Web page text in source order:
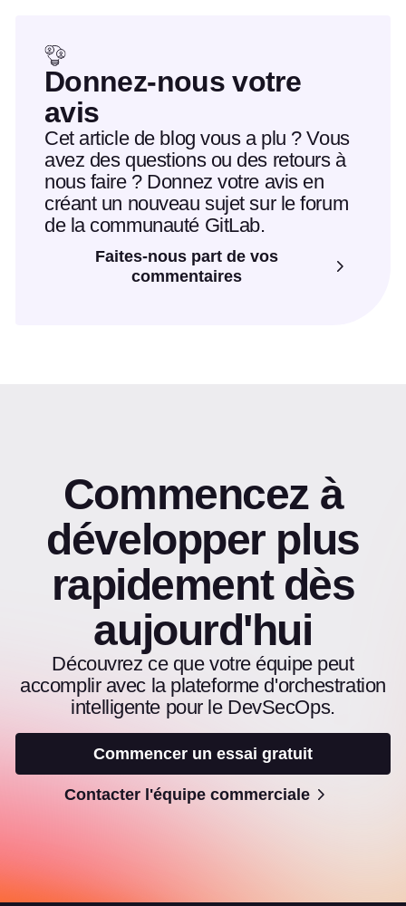
Donnez-nous votre
avis
Cet article de blog vous a plu ? Vous
avez des questions ou des retours à
nous faire ? Donnez votre avis en
créant un nouveau sujet sur le forum
de la communauté GitLab.
Faites-nous part de vos
commentaires
Commencez à
développer plus
rapidement dès
aujourd'hui
Découvrez ce que votre équipe peut
accomplir avec la plateforme d'orchestration
intelligente pour le DevSecOps.
Commencer un essai gratuit
Contacter l'équipe commerciale